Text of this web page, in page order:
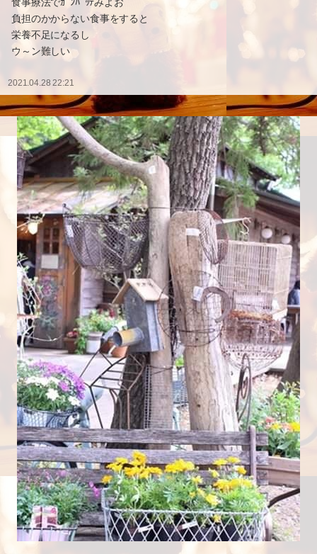
負担のかからない食事をすると
栄養不足になるし
ウ～ン難しい
2021.04.28 22:21